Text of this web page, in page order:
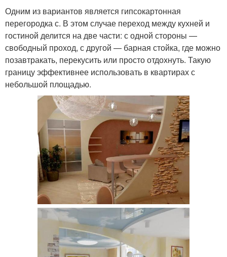
Одним из вариантов является гипсокартонная
перегородка с. В этом случае переход между кухней и
гостиной делится на две части: с одной стороны —
свободный проход, с другой — барная стойка, где можно
позавтракать, перекусить или просто отдохнуть. Такую
границу эффективнее использовать в квартирах с
небольшой площадью.